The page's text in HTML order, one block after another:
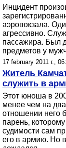
Инцидент
аэровокзала.
агрессивно.
пассажира. Был
предметов у
17 february 2011 г.,
Житель
служить в
Этот юноша в
менее чем на
отношении него
парень,
судимости сам
его в армию. Но